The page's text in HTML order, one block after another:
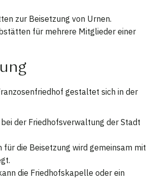
zur Beisetzung von Urnen.
für mehrere Mitglieder einer
gestaltet sich in der
der Friedhofsverwaltung der Stadt
für die Beisetzung wird gemeinsam mit
die Friedhofskapelle oder ein